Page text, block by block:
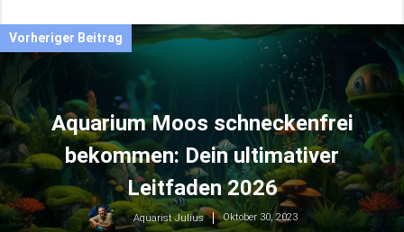
Vorheriger Beitrag
Aquarium Moos schneckenfrei
bekommen: Dein ultimativer
Leitfaden 2026
Aquarist Julius Oktober 30, 2023